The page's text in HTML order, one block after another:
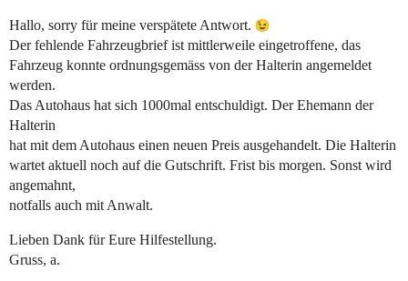
Hallo, sorry für meine verspätete Antwort.
Der fehlende Fahrzeugbrief ist mittlerweile eingetroffene, das
Fahrzeug konnte ordnungsgemäss von der Halterin angemeldet
werden.
Das Autohaus hat sich 1000mal entschuldigt. Der Ehemann der
Halterin
hat mit dem Autohaus einen neuen Preis ausgehandelt. Die Halterin
wartet aktuell noch auf die Gutschrift. Frist bis morgen. Sonst wird
angemahnt,
notfalls auch mit Anwalt.
Lieben Dank für Eure Hilfestellung.
Gruss, a.